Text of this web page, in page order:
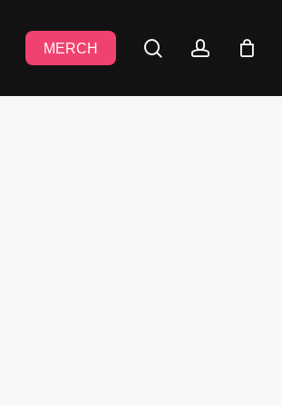
MERCH search